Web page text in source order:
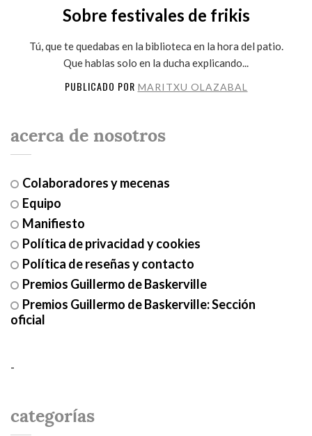
Sobre festivales de frikis
Tú, que te quedabas en la biblioteca en la hora del patio.
Que hablas solo en la ducha explicando...
PUBLICADO POR MARITXU OLAZABAL
acerca de nosotros
Colaboradores y mecenas
Equipo
Manifiesto
Política de privacidad y cookies
Política de reseñas y contacto
Premios Guillermo de Baskerville
Premios Guillermo de Baskerville: Sección
oficial
-
categorías